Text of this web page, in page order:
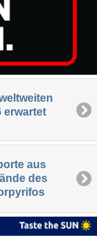
erwartet
aus
des